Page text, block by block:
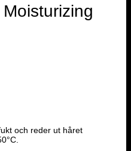
och reder ut håret